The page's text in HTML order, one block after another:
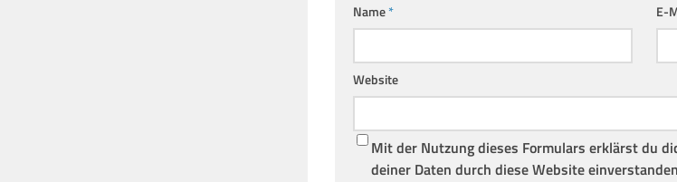
Name* E-
Website
Mit der Nutzung dieses Formulars erklärst du
deiner Daten durch diese Website